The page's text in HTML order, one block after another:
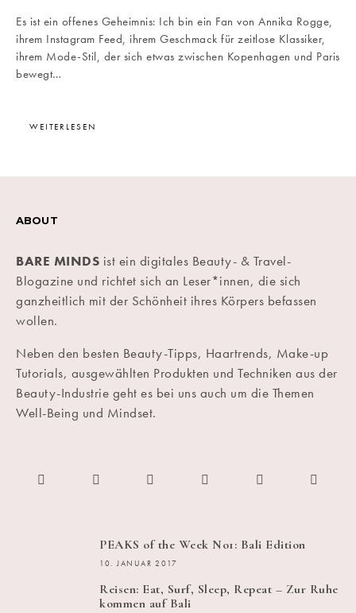
Es ist ein offenes Geheimnis: Ich bin ein Fan von Annika Rogge,
ihrem Instagram Feed, ihrem Geschmack für zeitlose Klassiker,
ihrem Mode-Stil, der sich etwas zwischen Kopenhagen und Paris
bewegt…
WEITERLESEN
ABOUT
BARE MINDS ist ein digitales Beauty- & Travel-
Blogazine und richtet sich an Leser*innen, die sich
ganzheitlich mit der Schönheit ihres Körpers befassen
wollen.
Neben den besten Beauty-Tipps, Haartrends, Make-up
Tutorials, ausgewählten Produkten und Techniken aus der
Beauty-Industrie geht es bei uns auch um die Themen
Well-Being und Mindset.
PEAKS of the Week No1: Bali Edition
10. JANUAR 2017
Reisen: Eat, Surf, Sleep, Repeat – Zur Ruhe
kommen auf Bali